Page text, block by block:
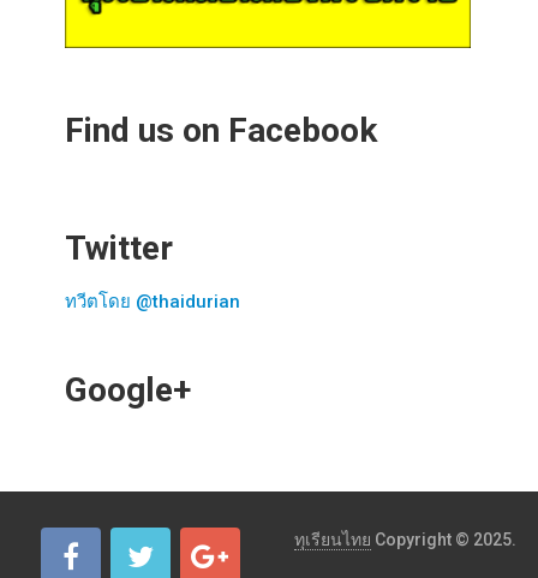
Find us on Facebook
Twitter
ทวีตโดย @thaidurian
Google+
ทุเรียนไทย Copyright © 2025.